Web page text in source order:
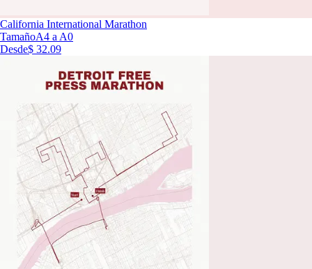
California International Marathon
TamañoA4 a A0
Desde$ 32.09